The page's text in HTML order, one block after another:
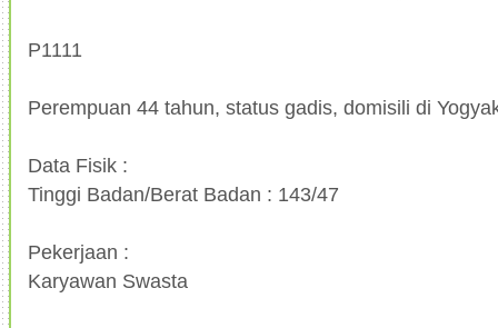
P1111
Perempuan 44 tahun, status gadis, domisili di
Data Fisik :
Tinggi Badan/Berat Badan : 143/47
Pekerjaan :
Karyawan Swasta